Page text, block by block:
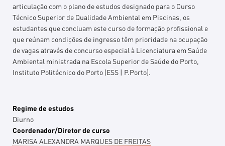
articulação com o plano de estudos designado para o Curso
Técnico Superior de Qualidade Ambiental em Piscinas, os
estudantes que concluam este curso de formação profissional e
que reúnam condições de ingresso têm prioridade na ocupação
de vagas através de concurso especial à Licenciatura em Saúde
Ambiental ministrada na Escola Superior de Saúde do Porto,
Instituto Politécnico do Porto (ESS | P.Porto).
Regime de estudos
Diurno
Coordenador/Diretor de curso
MARISA ALEXANDRA MARQUES DE FREITAS